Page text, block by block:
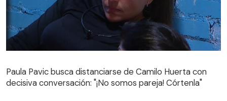
decisiva conversación: "¡No somos pareja! Córtenla"
Paula Pavic busca distanciarse de Camilo Huerta con
decisiva conversación: "¡No somos pareja! Córtenla"